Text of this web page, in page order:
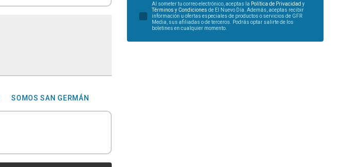
SOMOS SAN GERMÁN
Al someter tu correo electrónico, aceptas la Política de Privacidad y
Términos y Condiciones de El Nuevo Día. Además, aceptas recibir
información u ofertas especiales de productos o servicios de GFR
Media, sus afiliadas o de terceros. Podrás optar salirte de los
boletines en cualquier momento.